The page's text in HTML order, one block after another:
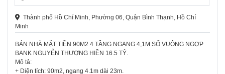
Thành phố Hồ Chí Minh, Phường 06, Quận Bình Thạnh, Hồ Chí
Minh
BÁN NHÀ MẶT TIỀN 90M2 4 TẦNG NGANG 4,1M SỔ VUÔNG NGỢP
BANK NGUYỄN THƯỢNG HIỀN 16.5 TỶ.
Mô tả:
+ Diện tích: 90m2, ngang 4.1m dài 23m.